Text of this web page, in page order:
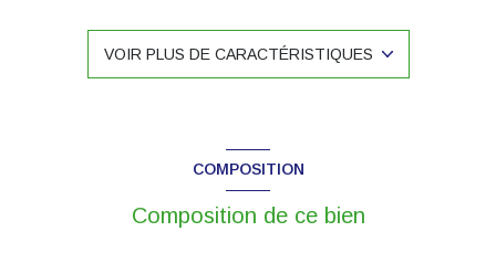
cuisine américaine (équipée)
Chauffage individuel : chaudière (fioul)
VOIR PLUS DE CARACTÉRISTIQUES
COMPOSITION
Composition de ce bien